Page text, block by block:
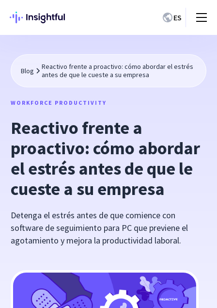
ES
Blog
Reactivo frente a proactivo: cómo abordar el estrés
antes de que le cueste a su empresa
WORKFORCE PRODUCTIVITY
Reactivo frente a
proactivo: cómo abordar
el estrés antes de que le
cueste a su empresa
Detenga el estrés antes de que comience con
software de seguimiento para PC que previene el
agotamiento y mejora la productividad laboral.